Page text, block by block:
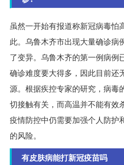
虽然一开始有报道称新冠病毒怕
此。乌鲁木齐市出现大量确诊病
了变异。乌鲁木齐的第一例病例
确诊难度要大得多，因此目前还
源。根据疾控专家的研究，病毒
切接触有关，而高温并不能有效
疫情防控中仍需要加强个人防护
的风险。
有皮肤病能打新冠疫苗吗